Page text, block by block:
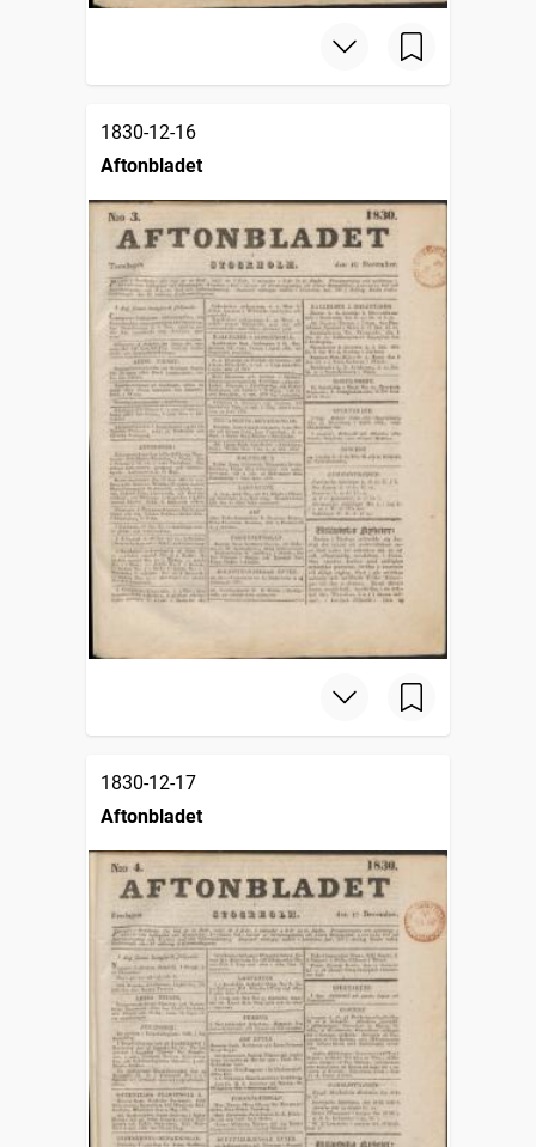
1830-12-16
Aftonbladet
1830-12-17
Aftonbladet